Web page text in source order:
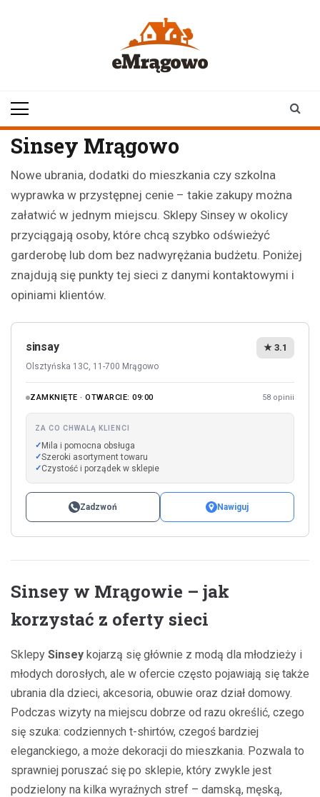
Sinsey Mrągowo
Nowe ubrania, dodatki do mieszkania czy szkolna
wyprawka w przystępnej cenie – takie zakupy można
załatwić w jednym miejscu. Sklepy Sinsey w okolicy
przyciągają osoby, które chcą szybko odświeżyć
garderobę lub dom bez nadwyrężania budżetu. Poniżej
znajdują się punkty tej sieci z danymi kontaktowymi i
opiniami klientów.
sinsay
Olsztyńska 13C, 11-700 Mrągowo
★ 3.1
ZAMKNIĘTE · OTWARCIE: 09:00 58 opinii
ZA CO CHWALĄ KLIENCI
Mila i pomocna obsługa
Szeroki asortyment towaru
Czystość i porządek w sklepie
Zadzwoń Nawiguj
Sinsey w Mrągowie – jak
korzystać z oferty sieci
Sklepy Sinsey kojarzą się głównie z modą dla młodzieży i
młodych dorosłych, ale w ofercie często pojawiają się także
ubrania dla dzieci, akcesoria, obuwie oraz dział domowy.
Podczas wizyty na miejscu dobrze od razu określić, czego
się szuka: codziennych t-shirtów, czegoś bardziej
eleganckiego, a może dekoracji do mieszkania. Pozwala to
sprawniej poruszać się po sklepie, który zwykle jest
podzielony na kilka wyraźnych stref – damską, męską,